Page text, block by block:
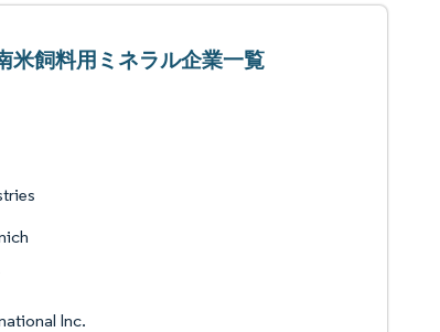
米飼料用ミネラル企業一覧
Inc.